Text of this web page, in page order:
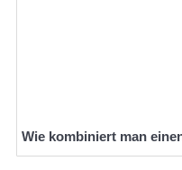
Wie kombiniert man